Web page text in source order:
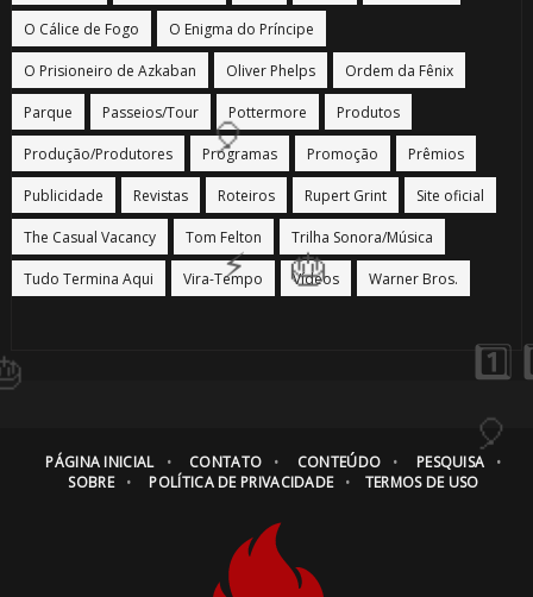
O Cálice de Fogo O Enigma do Príncipe
O Prisioneiro de Azkaban Oliver Phelps Ordem da Fênix
Parque Passeios/Tour Pottermore Produtos
Produção/Produtores Programas Promoção Prêmios
Publicidade Revistas Roteiros Rupert Grint Site oficial
The Casual Vacancy Tom Felton Trilha Sonora/Música
Tudo Termina Aqui Vira-Tempo Vídeos Warner Bros.
PÁGINA INICIAL CONTATO CONTEÚDO
PESQUISA
SOBRE
POLÍTICA DE PRIVACIDADE TERMOS DE USO
🎈
🎂 ⚡